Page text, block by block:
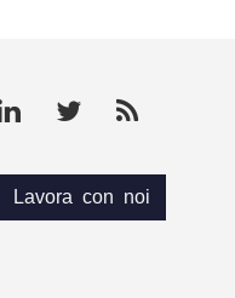
Lavora con noi